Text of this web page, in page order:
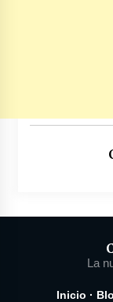
La
Inicio ·